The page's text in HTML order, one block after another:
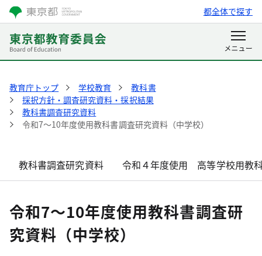
都全体で探す
教育庁トップ 学校教育
教科書
採択方針・調査研究資料・採択結果
教科書調査研究資料
令和7～10年度使用教科書調査研究資料（中学校）
教科書調査研究資料 令和４年度使用 高等学校用教
令和7～10年度使用教科書調査研
究資料（中学校）